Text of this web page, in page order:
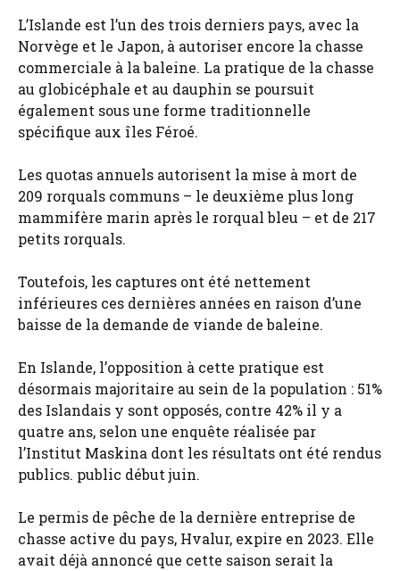
L’Islande est l’un des trois derniers pays, avec la
Norvège et le Japon, à autoriser encore la chasse
commerciale à la baleine. La pratique de la chasse
au globicéphale et au dauphin se poursuit
également sous une forme traditionnelle
spécifique aux îles Féroé.
Les quotas annuels autorisent la mise à mort de
209 rorquals communs – le deuxième plus long
mammifère marin après le rorqual bleu – et de 217
petits rorquals.
Toutefois, les captures ont été nettement
inférieures ces dernières années en raison d’une
baisse de la demande de viande de baleine.
En Islande, l’opposition à cette pratique est
désormais majoritaire au sein de la population : 51%
des Islandais y sont opposés, contre 42% il y a
quatre ans, selon une enquête réalisée par
l’Institut Maskina dont les résultats ont été rendus
publics. public début juin.
Le permis de pêche de la dernière entreprise de
chasse active du pays, Hvalur, expire en 2023. Elle
avait déjà annoncé que cette saison serait la